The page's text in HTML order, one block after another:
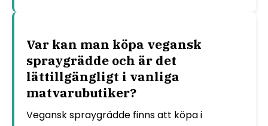
Var kan man köpa vegansk
spraygrädde och är det
lättillgängligt i vanliga
matvarubutiker?
Vegansk spraygrädde finns att köpa i